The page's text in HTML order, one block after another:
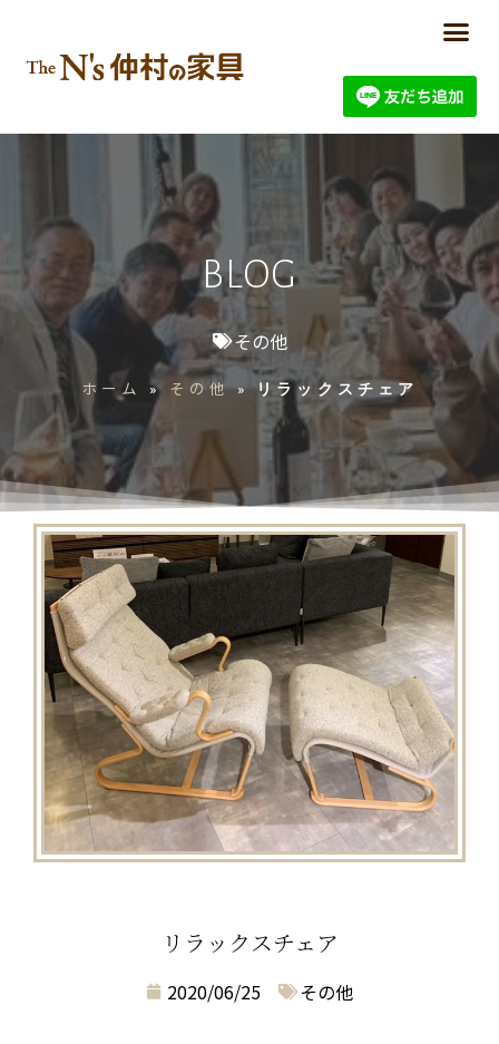
BLOG
その他
ホーム » その他»リラックスチェア
リラックスチェア
2020/06/25 その他